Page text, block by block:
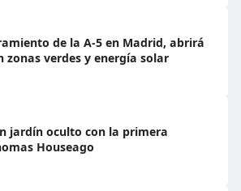
de la A-5 en Madrid, abrirá
zonas verdes y energía solar
jardín oculto con la primera
Houseago